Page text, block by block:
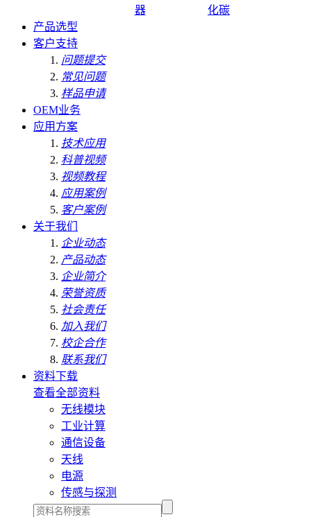
器
化碳
产品选型
客户支持
问题提交
常见问题
样品申请
OEM业务
应用方案
技术应用
科普视频
视频教程
应用案例
客户案例
关于我们
企业动态
产品动态
企业简介
荣誉资质
社会责任
加入我们
校企合作
联系我们
资料下载
查看全部资料
无线模块
工业计算
通信设备
天线
电源
传感与探测